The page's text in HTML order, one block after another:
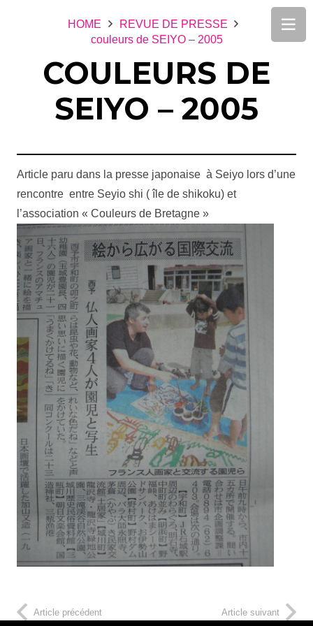
HOME
REVUE DE PRESSE
couleurs de SEIYO – 2005
COULEURS DE
SEIYO – 2005
Article paru dans la presse japonaise à Seiyo lors d’une
rencontre entre Seyio shi ( île de shikoku) et
l’association « Couleurs de Bretagne »
Article précédent Article suivant